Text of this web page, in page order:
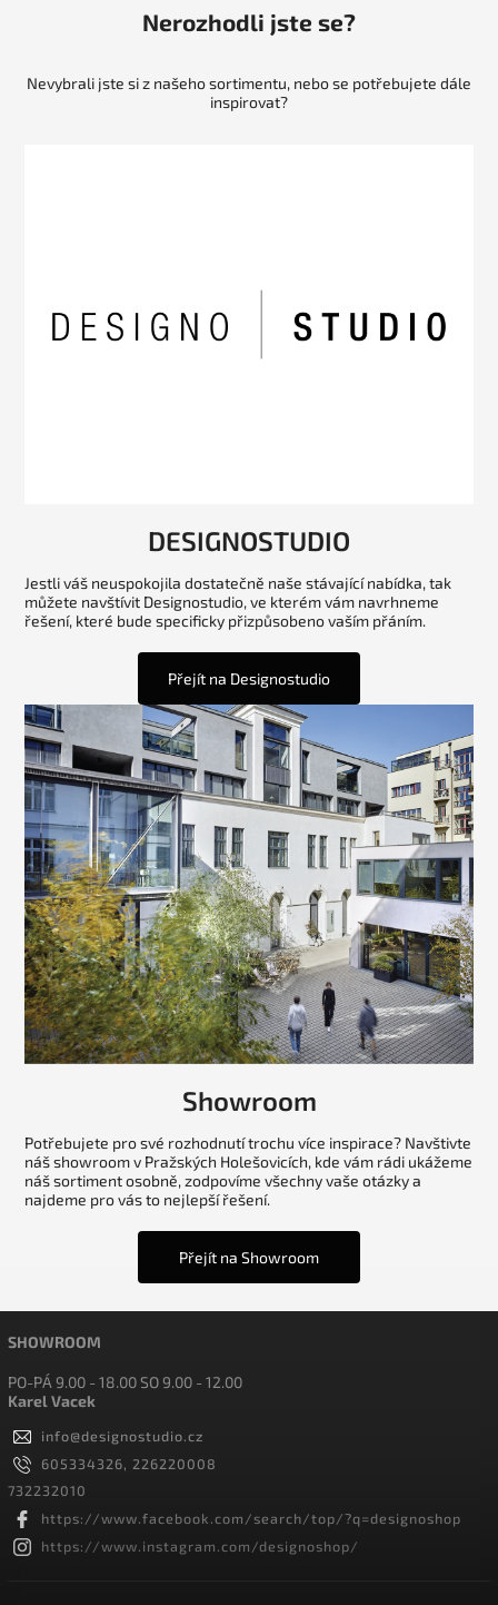
Nerozhodli jste se?
Nevybrali jste si z našeho sortimentu, nebo se potřebujete dále
inspirovat?
DESIGNOSTUDIO
Jestli váš neuspokojila dostatečně naše stávající nabídka, tak
můžete navštívit Designostudio, ve kterém vám navrhneme
řešení, které bude specificky přizpůsobeno vaším přáním.
Přejít na Designostudio
Showroom
Potřebujete pro své rozhodnutí trochu více inspirace? Navštivte
náš showroom v Pražských Holešovicích, kde vám rádi ukážeme
náš sortiment osobně, zodpovíme všechny vaše otázky a
najdeme pro vás to nejlepší řešení.
Přejít na Showroom
SHOWROOM
PO-PÁ 9.00 - 18.00 SO 9.00 - 12.00
Karel Vacek
info@designostudio.cz
605334326, 226220008
732232010
https://www.facebook.com/search/top/?q=designoshop
https://www.instagram.com/designoshop/